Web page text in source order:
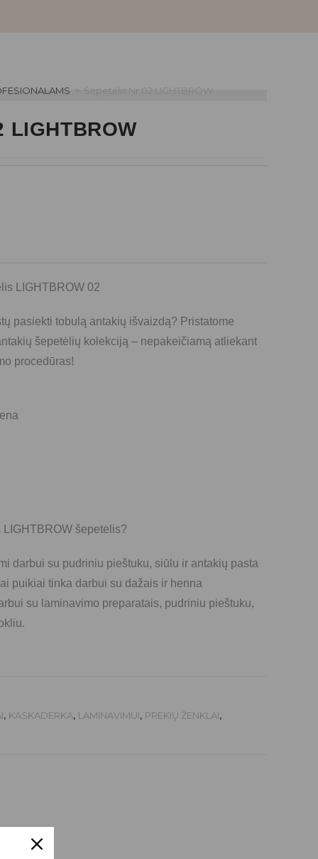
> Šepetėlis Nr.02 LIGHTBROW
LIGHTBROW
LIGHTBROW 02
pasiekti tobulą antakių išvaizdą? Pristatome
šepetėlių kolekciją – nepakeičiamą atliekant
procedūras!
šepetėlis?
darbui su pudriniu pieštuku, siūlu ir antakių pasta
puikiai tinka darbui su dažais ir henna
su laminavimo preparatais, pudriniu pieštuku,
, KASKADERKA, LAMINAVIMUI, PREKIŲ ŽENKLAI,